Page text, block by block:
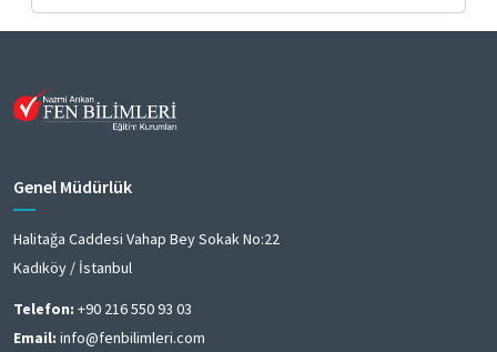
Genel Müdürlük
Halitağa Caddesi Vahap Bey Sokak No:22
Kadıköy / İstanbul
Telefon: +90 216 550 93 03
Email: info@fenbilimleri.com